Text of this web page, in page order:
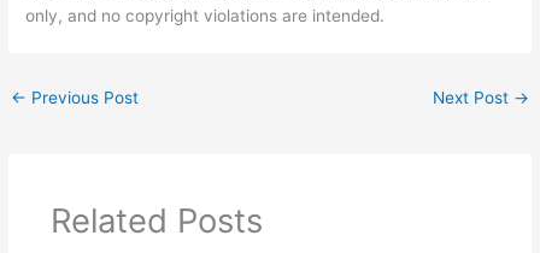
only, and no copyright violations are intended.
← Previous Post Next Post →
Related Posts